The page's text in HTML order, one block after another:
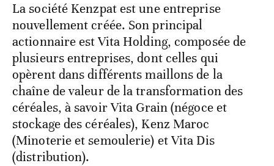
La société Kenzpat est une entreprise
nouvellement créée. Son principal
actionnaire est Vita Holding, composée de
plusieurs entreprises, dont celles qui
opèrent dans différents maillons de la
chaîne de valeur de la transformation des
céréales, à savoir Vita Grain (négoce et
stockage des céréales), Kenz Maroc
(Minoterie et semoulerie) et Vita Dis
(distribution).